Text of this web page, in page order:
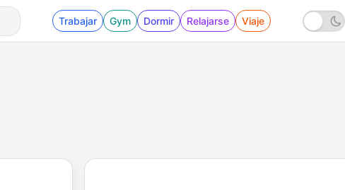
Trabajar Gym Dormir Relajarse Viaje